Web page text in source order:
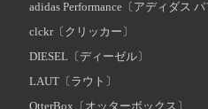
adidas Performance〔アディダス
clckr〔クリッカー〕
DIESEL〔ディーゼル〕
LAUT〔ラウト〕